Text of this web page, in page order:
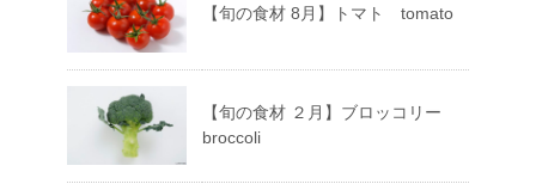
【旬の食材 8月】トマト tomato
【旬の食材 ２月】ブロッコリー
broccoli